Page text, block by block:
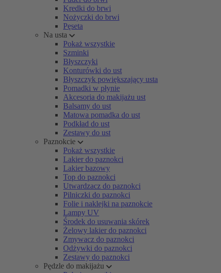
Kredki do brwi
Nożyczki do brwi
Pęseta
Na usta
Pokaż wszystkie
Szminki
Błyszczyki
Konturówki do ust
Błyszczyk powiększający usta
Pomadki w płynie
Akcesoria do makijażu ust
Balsamy do ust
Matowa pomadka do ust
Podkład do ust
Zestawy do ust
Paznokcie
Pokaż wszystkie
Lakier do paznokci
Lakier bazowy
Top do paznokci
Utwardzacz do paznokci
Pilniczki do paznokci
Folie i naklejki na paznokcie
Lampy UV
Środek do usuwania skórek
Żelowy lakier do paznokci
Zmywacz do paznokci
Odżywki do paznokci
Zestawy do paznokci
Pędzle do makijażu